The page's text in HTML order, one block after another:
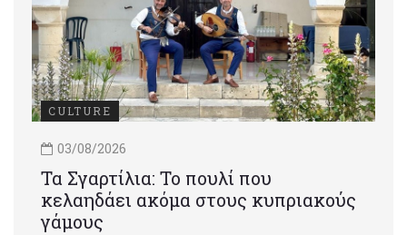
CULTURE
03/08/2026
Τα Σγαρτίλια: Το πουλί που
κελαηδάει ακόμα στους κυπριακούς
γάμους